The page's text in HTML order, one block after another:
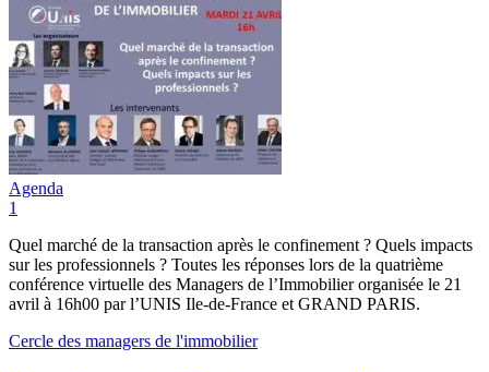
Agenda
1
Quel marché de la transaction après le confinement ? Quels impacts
sur les professionnels ? Toutes les réponses lors de la quatrième
conférence virtuelle des Managers de l’Immobilier organisée le 21
avril à 16h00 par l’UNIS Ile-de-France et GRAND PARIS.
Cercle des managers de l'immobilier